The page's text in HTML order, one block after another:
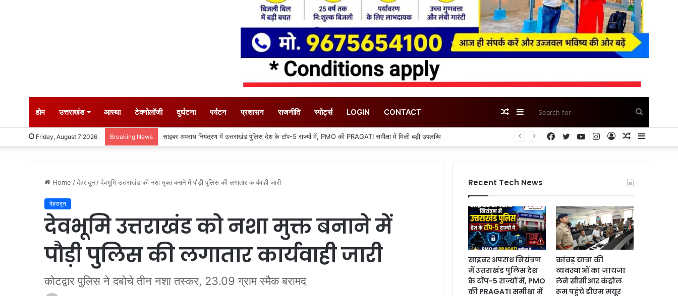
होम उत्तराखंड आस्था टेक्नोलॉजी दुर्घटना पर्यटन प्रशासन राजनीति स्पोर्ट्स LOGIN CONTACT
for
Sidebar
Random
Article
Friday, August 7 2026 Breaking News कांवड़ यात्रा की व्यवस्थाओं का जायजा लेने सीसीआर कंट्रोल रूम पहुंचे डीएम मयूर दीक्षित Sidebar
Random
Log
Instagram
YouTube
Twitter
Facebook
Home /देहरादून /देवभूमि उत्तराखंड को नशा मुक्त बनाने में पौड़ी पुलिस की लगातार कार्यवाही जारी
देहरादून
देवभूमि उत्तराखंड को नशा मुक्त बनाने में
पौड़ी पुलिस की लगातार कार्यवाही जारी
कोटद्वार पुलिस ने दबोचे तीन नशा तस्कर, 23.09 ग्राम स्मैक बरामद
Recent Tech News
साइबर अपराध नियंत्रण
में उत्तराखंड पुलिस देश
के टॉप-5 राज्यों में, PMO
की PRAGATI समीक्षा में
कांवड़ यात्रा की
व्यवस्थाओं का जायजा
लेने सीसीआर कंट्रोल
रूम पहुंचे डीएम मयूर